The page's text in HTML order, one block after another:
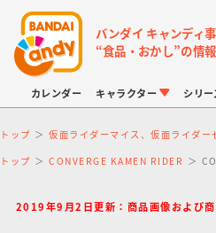
バンダイ キャンディ
“食品・おかし”の情
カレンダー キャラクター シリー
トップ 仮面ライダーマイス、仮面ライダー
トップ CONVERGE KAMEN RIDER
2019年9月2日更新：商品画像および商